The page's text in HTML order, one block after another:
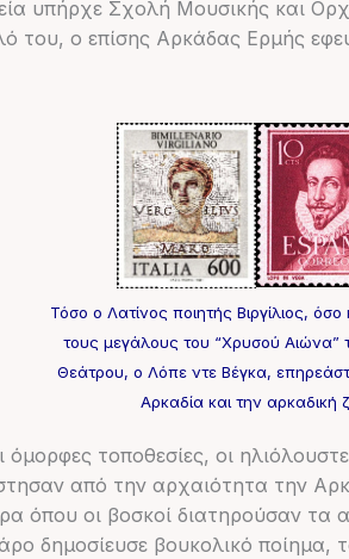
υπήρχε Σχολή Μουσικής και
ο επίσης Αρκάδας Ερμής
Τόσο ο Λατίνος ποιητής Βιργίλιος,
τους μεγάλους του “Χρυσού Αιώνα”
Θεάτρου, ο Λόπε ντε Βέγκα,
Αρκαδία και την αρκαδική
τοποθεσίες, οι
από την αρχαιότητα την
όπου οι βοσκοί διατηρούσαν
δημοσίευσε βουκολικό ποίημα,